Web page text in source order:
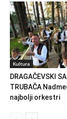
Kultura
DRAGAČEVSKI
TRUBAČA
najbolji orkestri